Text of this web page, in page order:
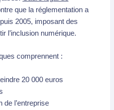
que la réglementation a
2005, imposant des
l’inclusion numérique.
comprennent :
20 000 euros
de l’entreprise